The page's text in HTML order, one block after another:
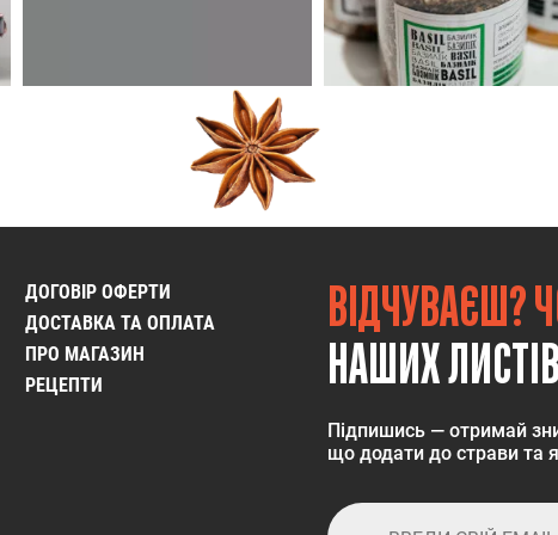
ДОГОВІР ОФЕРТИ
ДОСТАВКА ТА ОПЛАТА
ПРО МАГАЗИН
РЕЦЕПТИ
ВІДЧУВАЄШ?
НАШИХ
Підпишись — отримай
що додати до страви та